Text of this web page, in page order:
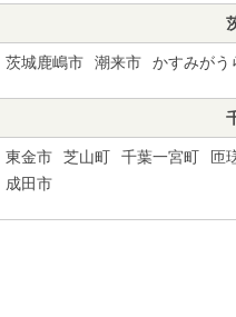
茨城鹿嶋市 潮来市 かすみがう
東金市 芝山町 千葉一宮町 匝
成田市